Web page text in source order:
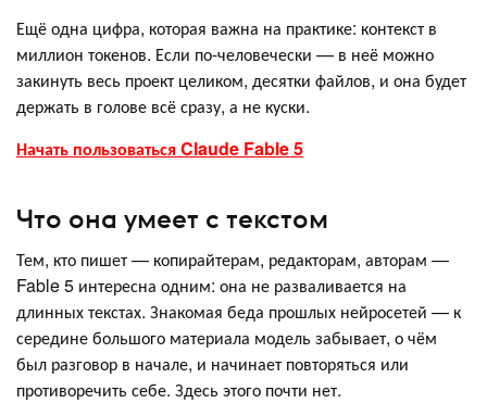
Ещё одна цифра, которая важна на практике: контекст в
миллион токенов. Если по-человечески — в неё можно
закинуть весь проект целиком, десятки файлов, и она будет
держать в голове всё сразу, а не куски.
Начать пользоваться Claude Fable 5
Что она умеет с текстом
Тем, кто пишет — копирайтерам, редакторам, авторам —
Fable 5 интересна одним: она не разваливается на
длинных текстах. Знакомая беда прошлых нейросетей — к
середине большого материала модель забывает, о чём
был разговор в начале, и начинает повторяться или
противоречить себе. Здесь этого почти нет.